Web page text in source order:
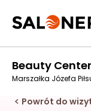
Beauty
Marszałka Józefa
Powrót do